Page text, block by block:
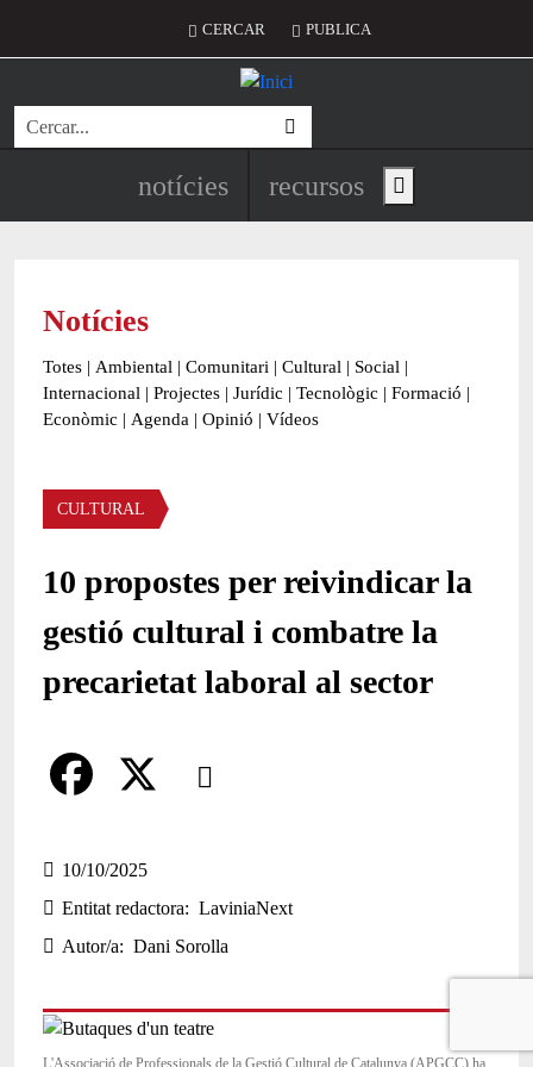
Menú del compte d'usuari
CERCAR PUBLICA
Cerca
Navegació principal de
notícies recursos Show main menu
Notícies
Totes | Ambiental | Comunitari | Cultural | Social |
Internacional | Projectes | Jurídic | Tecnològic | Formació |
Econòmic | Agenda | Opinió | Vídeos
Àmbit de la notícia
CULTURAL
10 propostes per reivindicar la
gestió cultural i combatre la
precarietat laboral al sector
Comparteix
a
c
e
o
10/10/2025
Entitat redactora
LaviniaNext
Autor/a
Dani Sorolla
L'Associació de Professionals de la Gestió Cultural de Catalunya (APGCC) ha